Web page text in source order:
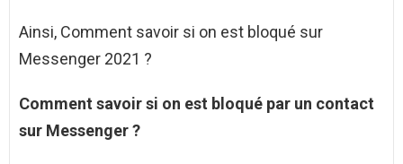
Ainsi, Comment savoir si on est bloqué sur
Messenger 2021 ?
Comment savoir si on est bloqué par un contact
sur Messenger?